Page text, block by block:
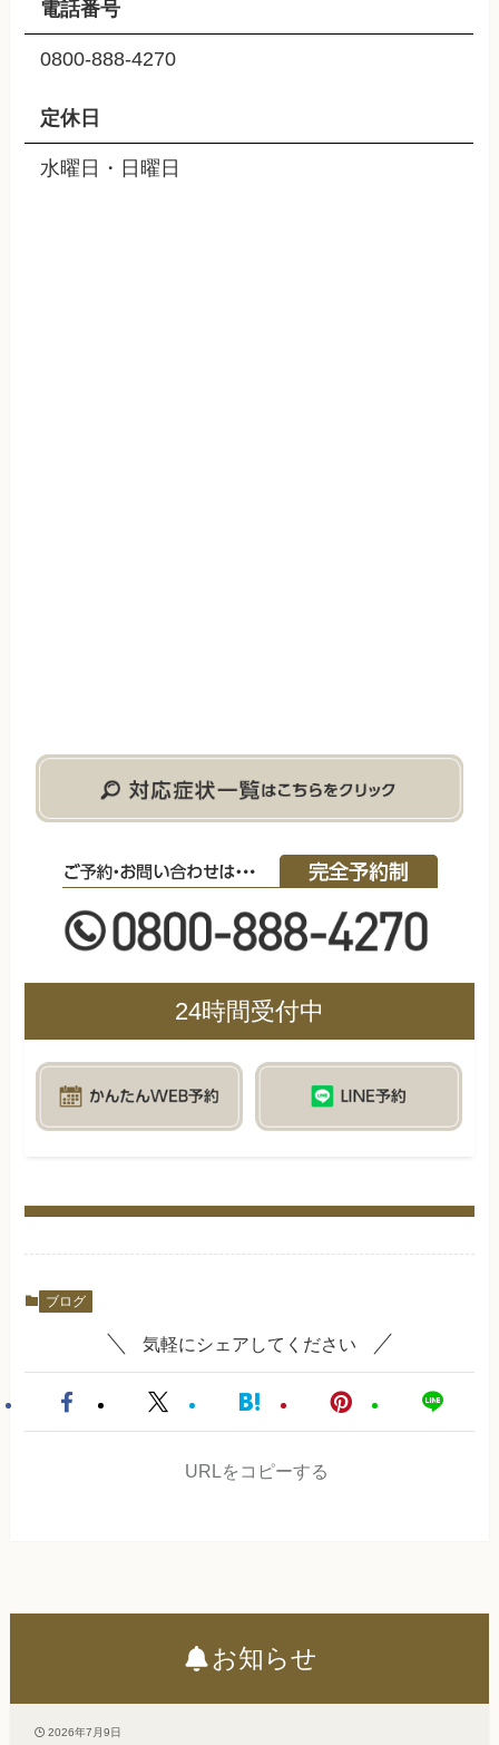
電話番号
0800-888-4270
定休日
水曜日・日曜日
24時間受付中
ブログ
気軽にシェアしてください
URLをコピーする
お知らせ
2026年7月9日